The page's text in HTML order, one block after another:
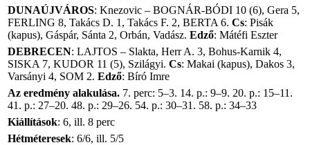
DUNAÚJVÁROS: Knezovic – BOGNÁR-BÓDI 10 (6), Gera 5,
FERLING 8, Takács D. 1, Takács F. 2, BERTA 6. Cs: Pisák
(kapus), Gáspár, Sánta 2, Orbán, Vadász. Edző: Mátéfi Eszter
DEBRECEN: LAJTOS – Slakta, Herr A. 3, Bohus-Karnik 4,
SISKA 7, KUDOR 11 (5), Szilágyi. Cs: Makai (kapus), Dakos 3,
Varsányi 4, SOM 2. Edző: Bíró Imre
Az eredmény alakulása. 7. perc: 5–3. 14. p.: 9–9. 20. p.: 15–11.
41. p.: 27–20. 48. p.: 29–26. 54. p.: 30–31. 58. p.: 34–33
Kiállítások: 6, ill. 8 perc
Hétméteresek: 6/6, ill. 5/5